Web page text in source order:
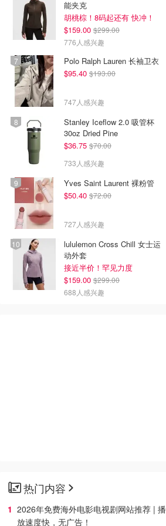
能夹克
胡桃棕！8码起还有 快冲！
$159.00 $299.00
776人感兴趣
Polo Ralph Lauren 长袖卫衣
$95.40 $193.00
747人感兴趣
Stanley Iceflow 2.0 吸管杯
30oz Dried Pine
$36.75 $70.00
733人感兴趣
Yves Saint Laurent 裸粉管
$50.40 $72.00
727人感兴趣
lululemon Cross Chill 女士运
动外套
接近半价！罕见力度
$159.00 $299.00
688人感兴趣
热门内容
2026年免费海外电影电视剧网站推荐 | 播
放速度快，无广告！